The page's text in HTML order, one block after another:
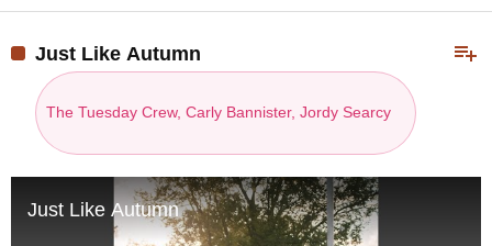
playlist_add
Just Like Autumn
The Tuesday Crew, Carly Bannister, Jordy Searcy
Just Like Autumn